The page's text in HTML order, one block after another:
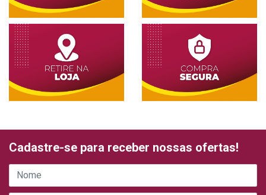
Cadastre-se para receber nossas ofertas!